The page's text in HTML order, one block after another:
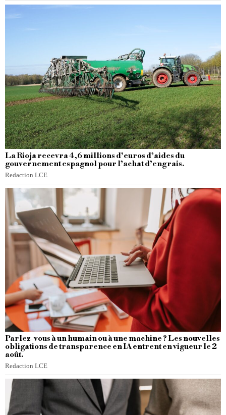
La Rioja recevra 4,6 millions d’euros d’aides du
gouvernement espagnol pour l’achat d’engrais.
Redaction LCE
Parlez-vous à un humain ou à une machine ? Les nouvelles
obligations de transparence en IA entrent en vigueur le 2
août.
Redaction LCE